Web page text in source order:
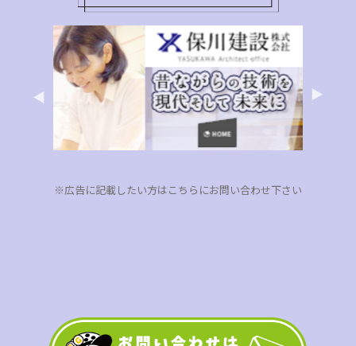
※広告に記載したい方はこちらにお問い合わせ下さい